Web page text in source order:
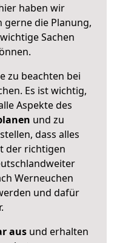
haben wir
gerne die Planung,
Sachen
zu beachten bei
Es ist wichtig,
Aspekte des
und zu
dass alles
der richtigen
Werneuchen
und dafür
ausund erhalten